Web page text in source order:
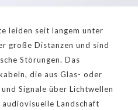
leiden seit langem unter
große Distanzen und sind
Störungen. Das
die aus Glas- oder
Signale über Lichtwellen
Landschaft